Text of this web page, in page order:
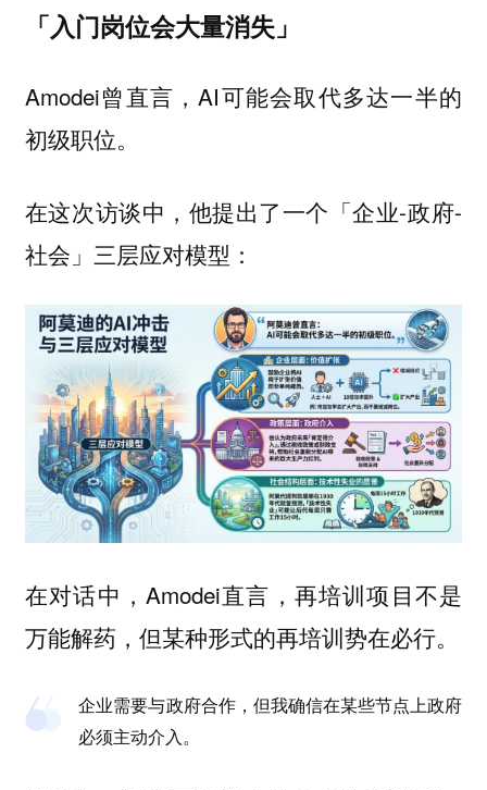
「入门岗位会大量消失」
Amodei曾直言，AI可能会取代多达一半的
初级职位。
在这次访谈中，他提出了一个「企业-政府-
社会」三层应对模型：
在对话中，Amodei直言，再培训项目不是
万能解药，但某种形式的再培训势在必行。
企业需要与政府合作，但我确信在某些节点上政府
必须主动介入 。